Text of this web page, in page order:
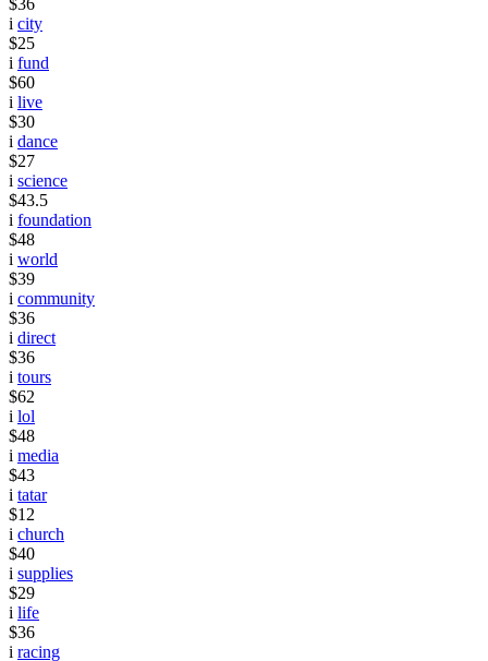
$36
i city
$25
i fund
$60
i live
$30
i dance
$27
i science
$43.5
i foundation
$48
i world
$39
i community
$36
i direct
$36
i tours
$62
i lol
$48
i media
$43
i tatar
$12
i church
$40
i supplies
$29
i life
$36
i racing